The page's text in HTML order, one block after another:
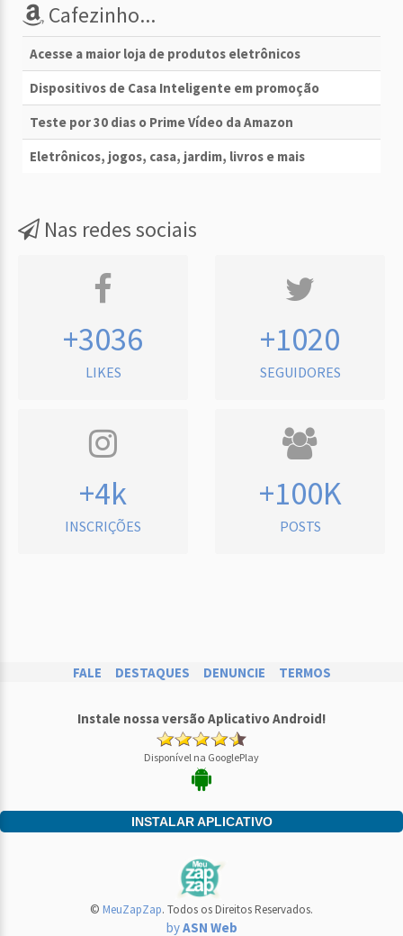
Cafezinho...
Acesse a maior loja de produtos eletrônicos
Dispositivos de Casa Inteligente em promoção
Teste por 30 dias o Prime Vídeo da Amazon
Eletrônicos, jogos, casa, jardim, livros e mais
Nas redes sociais
+3036
LIKES
+1020
SEGUIDORES
+4k
INSCRIÇÕES
+100K
POSTS
FALE DESTAQUES DENUNCIE TERMOS
Instale nossa versão Aplicativo Android!
Disponível na GooglePlay
INSTALAR APLICATIVO
© MeuZapZap. Todos os Direitos Reservados.
byASN Web